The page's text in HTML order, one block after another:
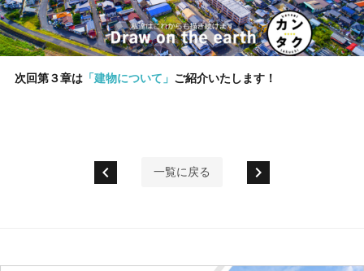
次回第３章は「建物について」 ご紹介いたします！
chevron_left 一覧に戻る chevron_right